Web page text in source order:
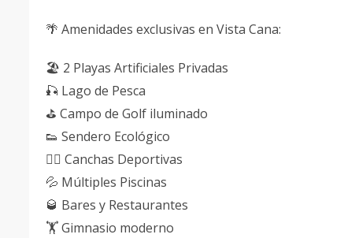
🌴 Amenidades exclusivas en Vista Cana:
🏖 2 Playas Artificiales Privadas
🎣 Lago de Pesca
⛳ Campo de Golf iluminado
👟 Sendero Ecológico
⛹🏼 Canchas Deportivas
💦 Múltiples Piscinas
🥃 Bares y Restaurantes
🏋 Gimnasio moderno